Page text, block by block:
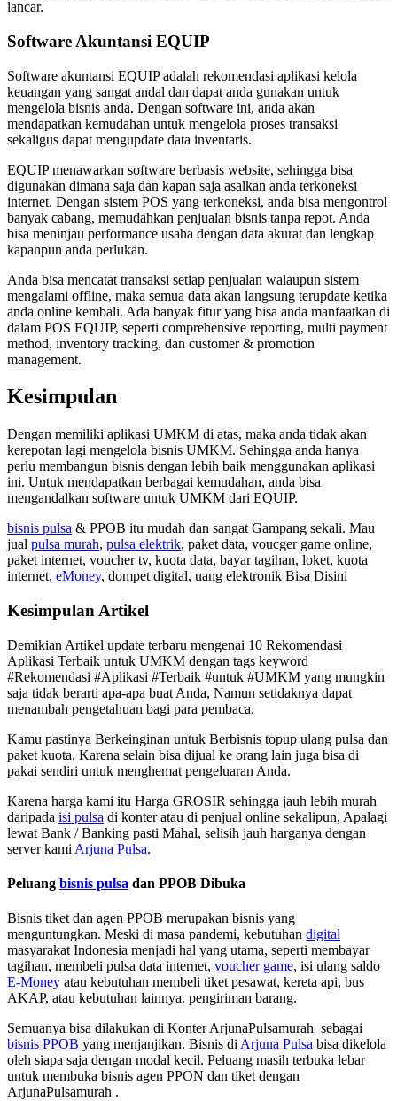
lancar.
Software Akuntansi EQUIP
Software akuntansi EQUIP adalah rekomendasi aplikasi kelola
keuangan yang sangat andal dan dapat anda gunakan untuk
mengelola bisnis anda. Dengan software ini, anda akan
mendapatkan kemudahan untuk mengelola proses transaksi
sekaligus dapat mengupdate data inventaris.
EQUIP menawarkan software berbasis website, sehingga bisa
digunakan dimana saja dan kapan saja asalkan anda terkoneksi
internet. Dengan sistem POS yang terkoneksi, anda bisa mengontrol
banyak cabang, memudahkan penjualan bisnis tanpa repot. Anda
bisa meninjau performance usaha dengan data akurat dan lengkap
kapanpun anda perlukan.
Anda bisa mencatat transaksi setiap penjualan walaupun sistem
mengalami offline, maka semua data akan langsung terupdate ketika
anda online kembali. Ada banyak fitur yang bisa anda manfaatkan di
dalam POS EQUIP, seperti comprehensive reporting, multi payment
method, inventory tracking, dan customer & promotion
management.
Kesimpulan
Dengan memiliki aplikasi UMKM di atas, maka anda tidak akan
kerepotan lagi mengelola bisnis UMKM. Sehingga anda hanya
perlu membangun bisnis dengan lebih baik menggunakan aplikasi
ini. Untuk mendapatkan berbagai kemudahan, anda bisa
mengandalkan software untuk UMKM dari EQUIP.
bisnis pulsa & PPOB itu mudah dan sangat Gampang sekali. Mau
jual pulsa murah, pulsa elektrik, paket data, voucger game online,
paket internet, voucher tv, kuota data, bayar tagihan, loket, kuota
internet, eMoney, dompet digital, uang elektronik Bisa Disini
Kesimpulan Artikel
Demikian Artikel update terbaru mengenai 10 Rekomendasi
Aplikasi Terbaik untuk UMKM dengan tags keyword
#Rekomendasi #Aplikasi #Terbaik #untuk #UMKM yang mungkin
saja tidak berarti apa-apa buat Anda, Namun setidaknya dapat
menambah pengetahuan bagi para pembaca.
Kamu pastinya Berkeinginan untuk Berbisnis topup ulang pulsa dan
paket kuota, Karena selain bisa dijual ke orang lain juga bisa di
pakai sendiri untuk menghemat pengeluaran Anda.
Karena harga kami itu Harga GROSIR sehingga jauh lebih murah
daripada isi pulsa di konter atau di penjual online sekalipun, Apalagi
lewat Bank / Banking pasti Mahal, selisih jauh harganya dengan
server kami Arjuna Pulsa.
Peluang bisnis pulsa dan PPOB Dibuka
Bisnis tiket dan agen PPOB merupakan bisnis yang
menguntungkan. Meski di masa pandemi, kebutuhan digital
masyarakat Indonesia menjadi hal yang utama, seperti membayar
tagihan, membeli pulsa data internet, voucher game, isi ulang saldo
E-Money atau kebutuhan membeli tiket pesawat, kereta api, bus
AKAP, atau kebutuhan lainnya. pengiriman barang.
Semuanya bisa dilakukan di Konter ArjunaPulsamurah sebagai
bisnis PPOB yang menjanjikan. Bisnis di Arjuna Pulsa bisa dikelola
oleh siapa saja dengan modal kecil. Peluang masih terbuka lebar
untuk membuka bisnis agen PPON dan tiket dengan
ArjunaPulsamurah .